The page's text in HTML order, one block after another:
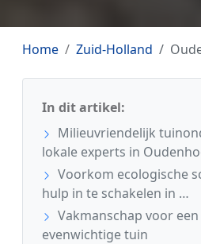
Home Zuid-Holland
In dit artikel:
Milieuvriendelijk
lokale experts in
Voorkom ecologische
hulp in te schakelen in …
Vakmanschap voor
evenwichtige tuin